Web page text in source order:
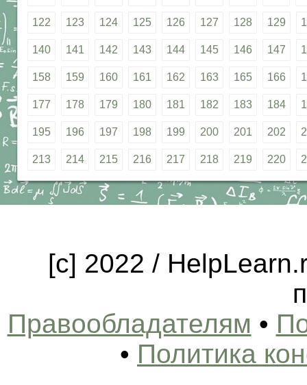
122 123 124 125 126 127 128 129
140 141 142 143 144 145 146 147
158 159 160 161 162 163 165 166
177 178 179 180 181 182 183 184
195 196 197 198 199 200 201 202
213 214 215 216 217 218 219 220
[c] 2022 /
Правообладателям •
• Политика